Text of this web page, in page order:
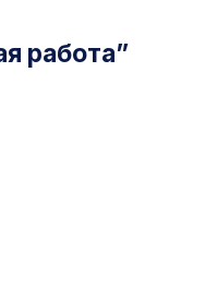
работа”